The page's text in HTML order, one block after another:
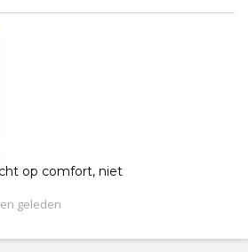
op comfort, niet
geleden